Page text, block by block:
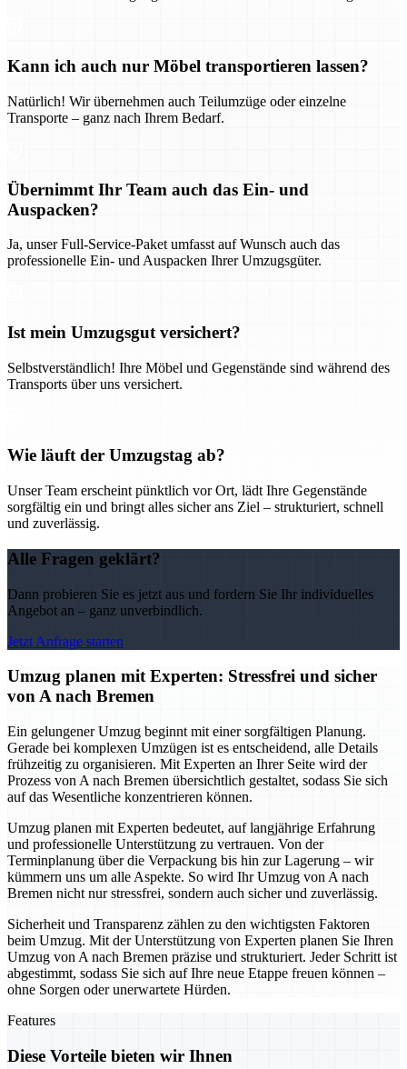
Kann ich auch nur Möbel transportieren lassen?
Natürlich! Wir übernehmen auch Teilumzüge oder einzelne
Transporte – ganz nach Ihrem Bedarf.
Übernimmt Ihr Team auch das Ein- und
Auspacken?
Ja, unser Full-Service-Paket umfasst auf Wunsch auch das
professionelle Ein- und Auspacken Ihrer Umzugsgüter.
Ist mein Umzugsgut versichert?
Selbstverständlich! Ihre Möbel und Gegenstände sind während des
Transports über uns versichert.
Wie läuft der Umzugstag ab?
Unser Team erscheint pünktlich vor Ort, lädt Ihre Gegenstände
sorgfältig ein und bringt alles sicher ans Ziel – strukturiert, schnell
und zuverlässig.
Alle Fragen geklärt?
Dann probieren Sie es jetzt aus und fordern Sie Ihr individuelles
Angebot an – ganz unverbindlich.
Jetzt Anfrage starten
Umzug planen mit Experten: Stressfrei und sicher
von A nach Bremen
Ein gelungener Umzug beginnt mit einer sorgfältigen Planung.
Gerade bei komplexen Umzügen ist es entscheidend, alle Details
frühzeitig zu organisieren. Mit Experten an Ihrer Seite wird der
Prozess von A nach Bremen übersichtlich gestaltet, sodass Sie sich
auf das Wesentliche konzentrieren können.
Umzug planen mit Experten bedeutet, auf langjährige Erfahrung
und professionelle Unterstützung zu vertrauen. Von der
Terminplanung über die Verpackung bis hin zur Lagerung – wir
kümmern uns um alle Aspekte. So wird Ihr Umzug von A nach
Bremen nicht nur stressfrei, sondern auch sicher und zuverlässig.
Sicherheit und Transparenz zählen zu den wichtigsten Faktoren
beim Umzug. Mit der Unterstützung von Experten planen Sie Ihren
Umzug von A nach Bremen präzise und strukturiert. Jeder Schritt ist
abgestimmt, sodass Sie sich auf Ihre neue Etappe freuen können –
ohne Sorgen oder unerwartete Hürden.
Features
Diese Vorteile bieten wir Ihnen